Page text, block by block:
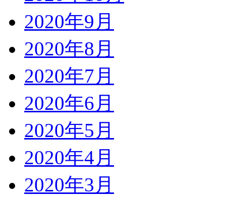
2020年9月
2020年8月
2020年7月
2020年6月
2020年5月
2020年4月
2020年3月